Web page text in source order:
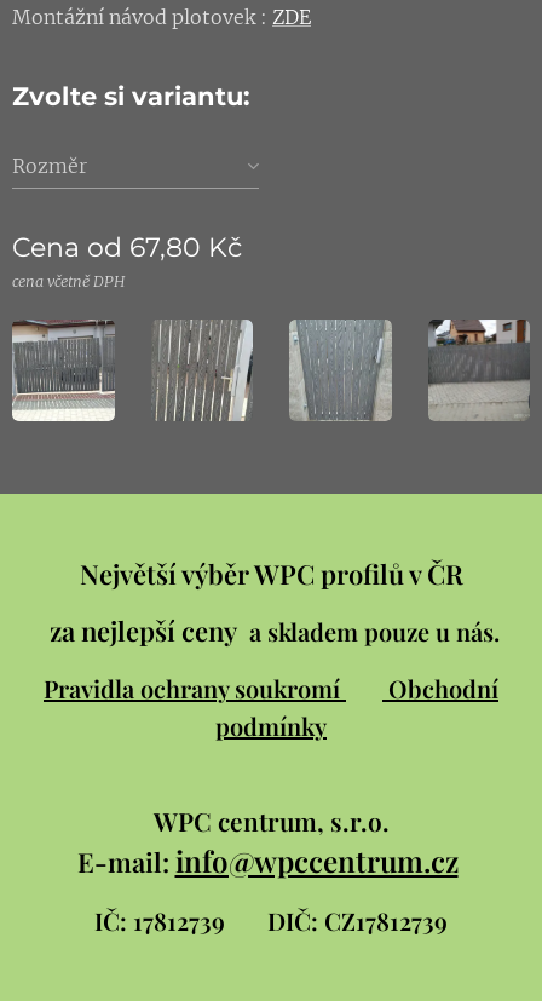
Montážní návod plotovek : ZDE
Zvolte si variantu:
Rozměr
Cena od 67,80 Kč
cena včetně DPH
Největší výběr WPC profilů v ČR
za nejlepší ceny a skladem pouze u nás.
Pravidla ochrany soukromí
Obchodní
podmínky
WPC centrum, s.r.o.
E-mail: info@wpccentrum.cz
IČ: 17812739 DIČ: CZ17812739